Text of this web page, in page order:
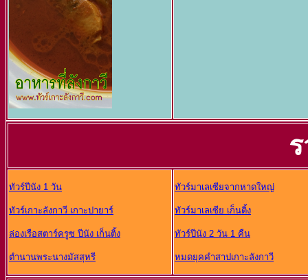
ทัวร์ปีนัง 1 วัน
ทัวร์เกาะลังกาวี เกาะปายาร์
ล่องเรือสตาร์ครูซ ปีนัง เก็นติ้ง
ตำนานพระนางมัสสุหรี
ทัวร์มาเลเซียจากหาดใหญ่
ทัวร์มาเลเซีย เก็นติ้ง
ทัวร์ปีนัง 2 วัน 1 คืน
หมดยุคคำสาปเกาะลังกาวี